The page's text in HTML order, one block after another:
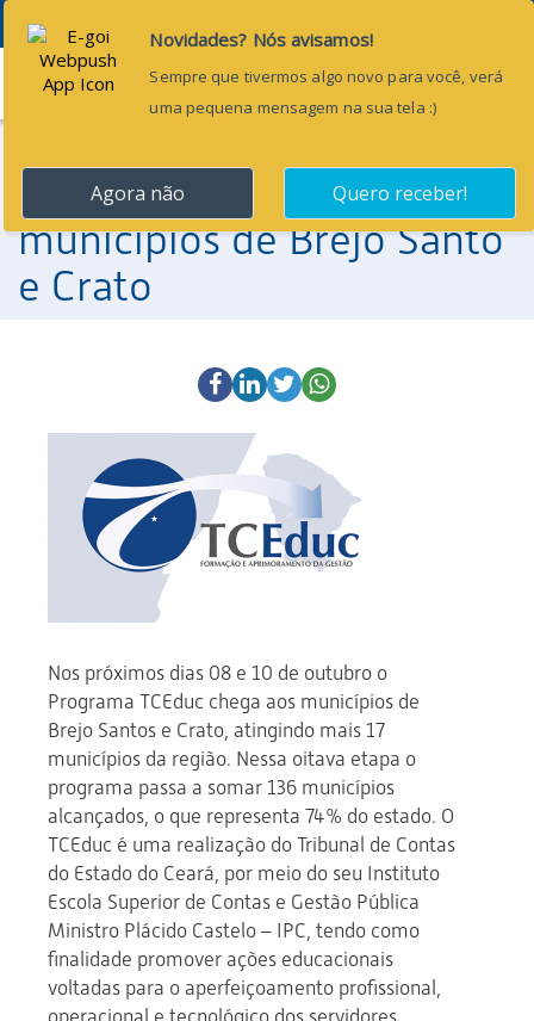
Menu
TCEduc chega aos
municípios de Brejo Santo
e Crato
Nos próximos dias 08 e 10 de outubro o
Programa TCEduc chega aos municípios de
Brejo Santos e Crato, atingindo mais 17
municípios da região. Nessa oitava etapa o
programa passa a somar 136 municípios
alcançados, o que representa 74% do estado. O
TCEduc é uma realização do Tribunal de Contas
do Estado do Ceará, por meio do seu Instituto
Escola Superior de Contas e Gestão Pública
Ministro Plácido Castelo – IPC, tendo como
finalidade promover ações educacionais
voltadas para o aperfeiçoamento profissional,